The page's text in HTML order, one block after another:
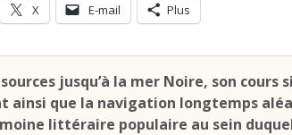
X E-mail Plus
jusqu’à la mer Noire, son cours
ainsi que la navigation longtemps
littéraire populaire au sein